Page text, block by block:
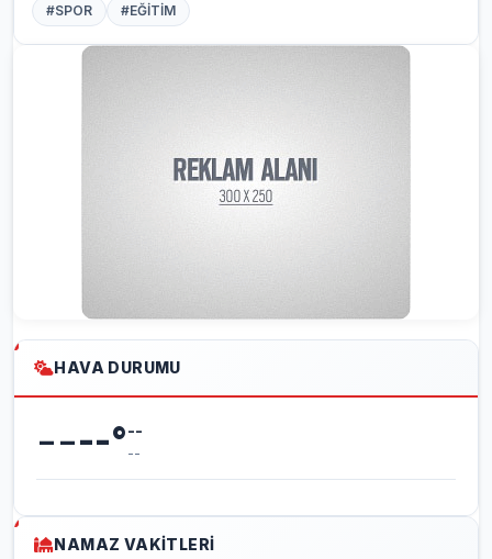
#SPOR
#EĞİTİM
HAVA DURUMU
----°--
--
NAMAZ VAKITLERI